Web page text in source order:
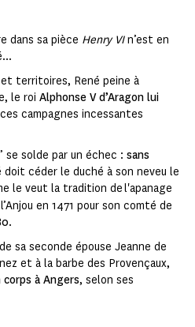
dans sa pièce Henry VIn’est en
territoires, René peine à
le roi Alphonse V d’Aragon lui
campagnes incessantes
se solde par un échec : sans
céder le duché à son neveu le
le veut la tradition de l'apanage
en 1471 pour son comté de
.
sa seconde épouse Jeanne de
et à la barbe des Provençaux,
à Angers, selon ses